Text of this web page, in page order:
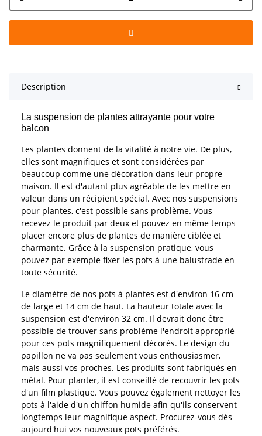
Description
La suspension de plantes attrayante pour votre
balcon
Les plantes donnent de la vitalité à notre vie. De plus,
elles sont magnifiques et sont considérées par
beaucoup comme une décoration dans leur propre
maison. Il est d'autant plus agréable de les mettre en
valeur dans un récipient spécial. Avec nos suspensions
pour plantes, c'est possible sans problème. Vous
recevez le produit par deux et pouvez en même temps
placer encore plus de plantes de manière ciblée et
charmante. Grâce à la suspension pratique, vous
pouvez par exemple fixer les pots à une balustrade en
toute sécurité.
Le diamètre de nos pots à plantes est d'environ 16 cm
de large et 14 cm de haut. La hauteur totale avec la
suspension est d'environ 32 cm. Il devrait donc être
possible de trouver sans problème l'endroit approprié
pour ces pots magnifiquement décorés. Le design du
papillon ne va pas seulement vous enthousiasmer,
mais aussi vos proches. Les produits sont fabriqués en
métal. Pour planter, il est conseillé de recouvrir les pots
d'un film plastique. Vous pouvez également nettoyer les
pots à l'aide d'un chiffon humide afin qu'ils conservent
longtemps leur magnifique aspect. Procurez-vous dès
aujourd'hui vos nouveaux pots préférés.